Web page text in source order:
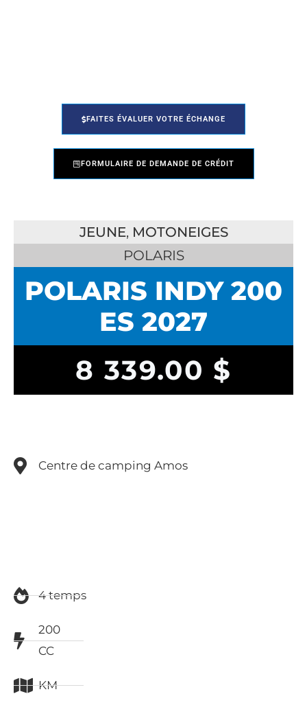
FAITES ÉVALUER VOTRE ÉCHANGE
FORMULAIRE DE DEMANDE DE CRÉDIT
JEUNE, MOTONEIGES
POLARIS
POLARIS INDY 200
ES 2027
8 339.00 $
Centre de camping Amos
4 temps
200
CC
KM